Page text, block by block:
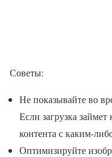
Советы:
Не показывайте во
Если загрузка
контента с каким-
Оптимизируйте